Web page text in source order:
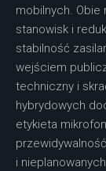
mobilnych. Obie
stanowisk i
stabilność
wejściem
techniczny i
hybrydowych
etykieta
i